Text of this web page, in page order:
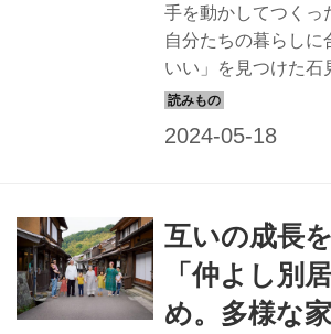
手を動かしてつくっ
自分たちの暮らしに
いい」を見つけた石
の松場登美さんに、
互いの成長
「仲よし別
め。多様な